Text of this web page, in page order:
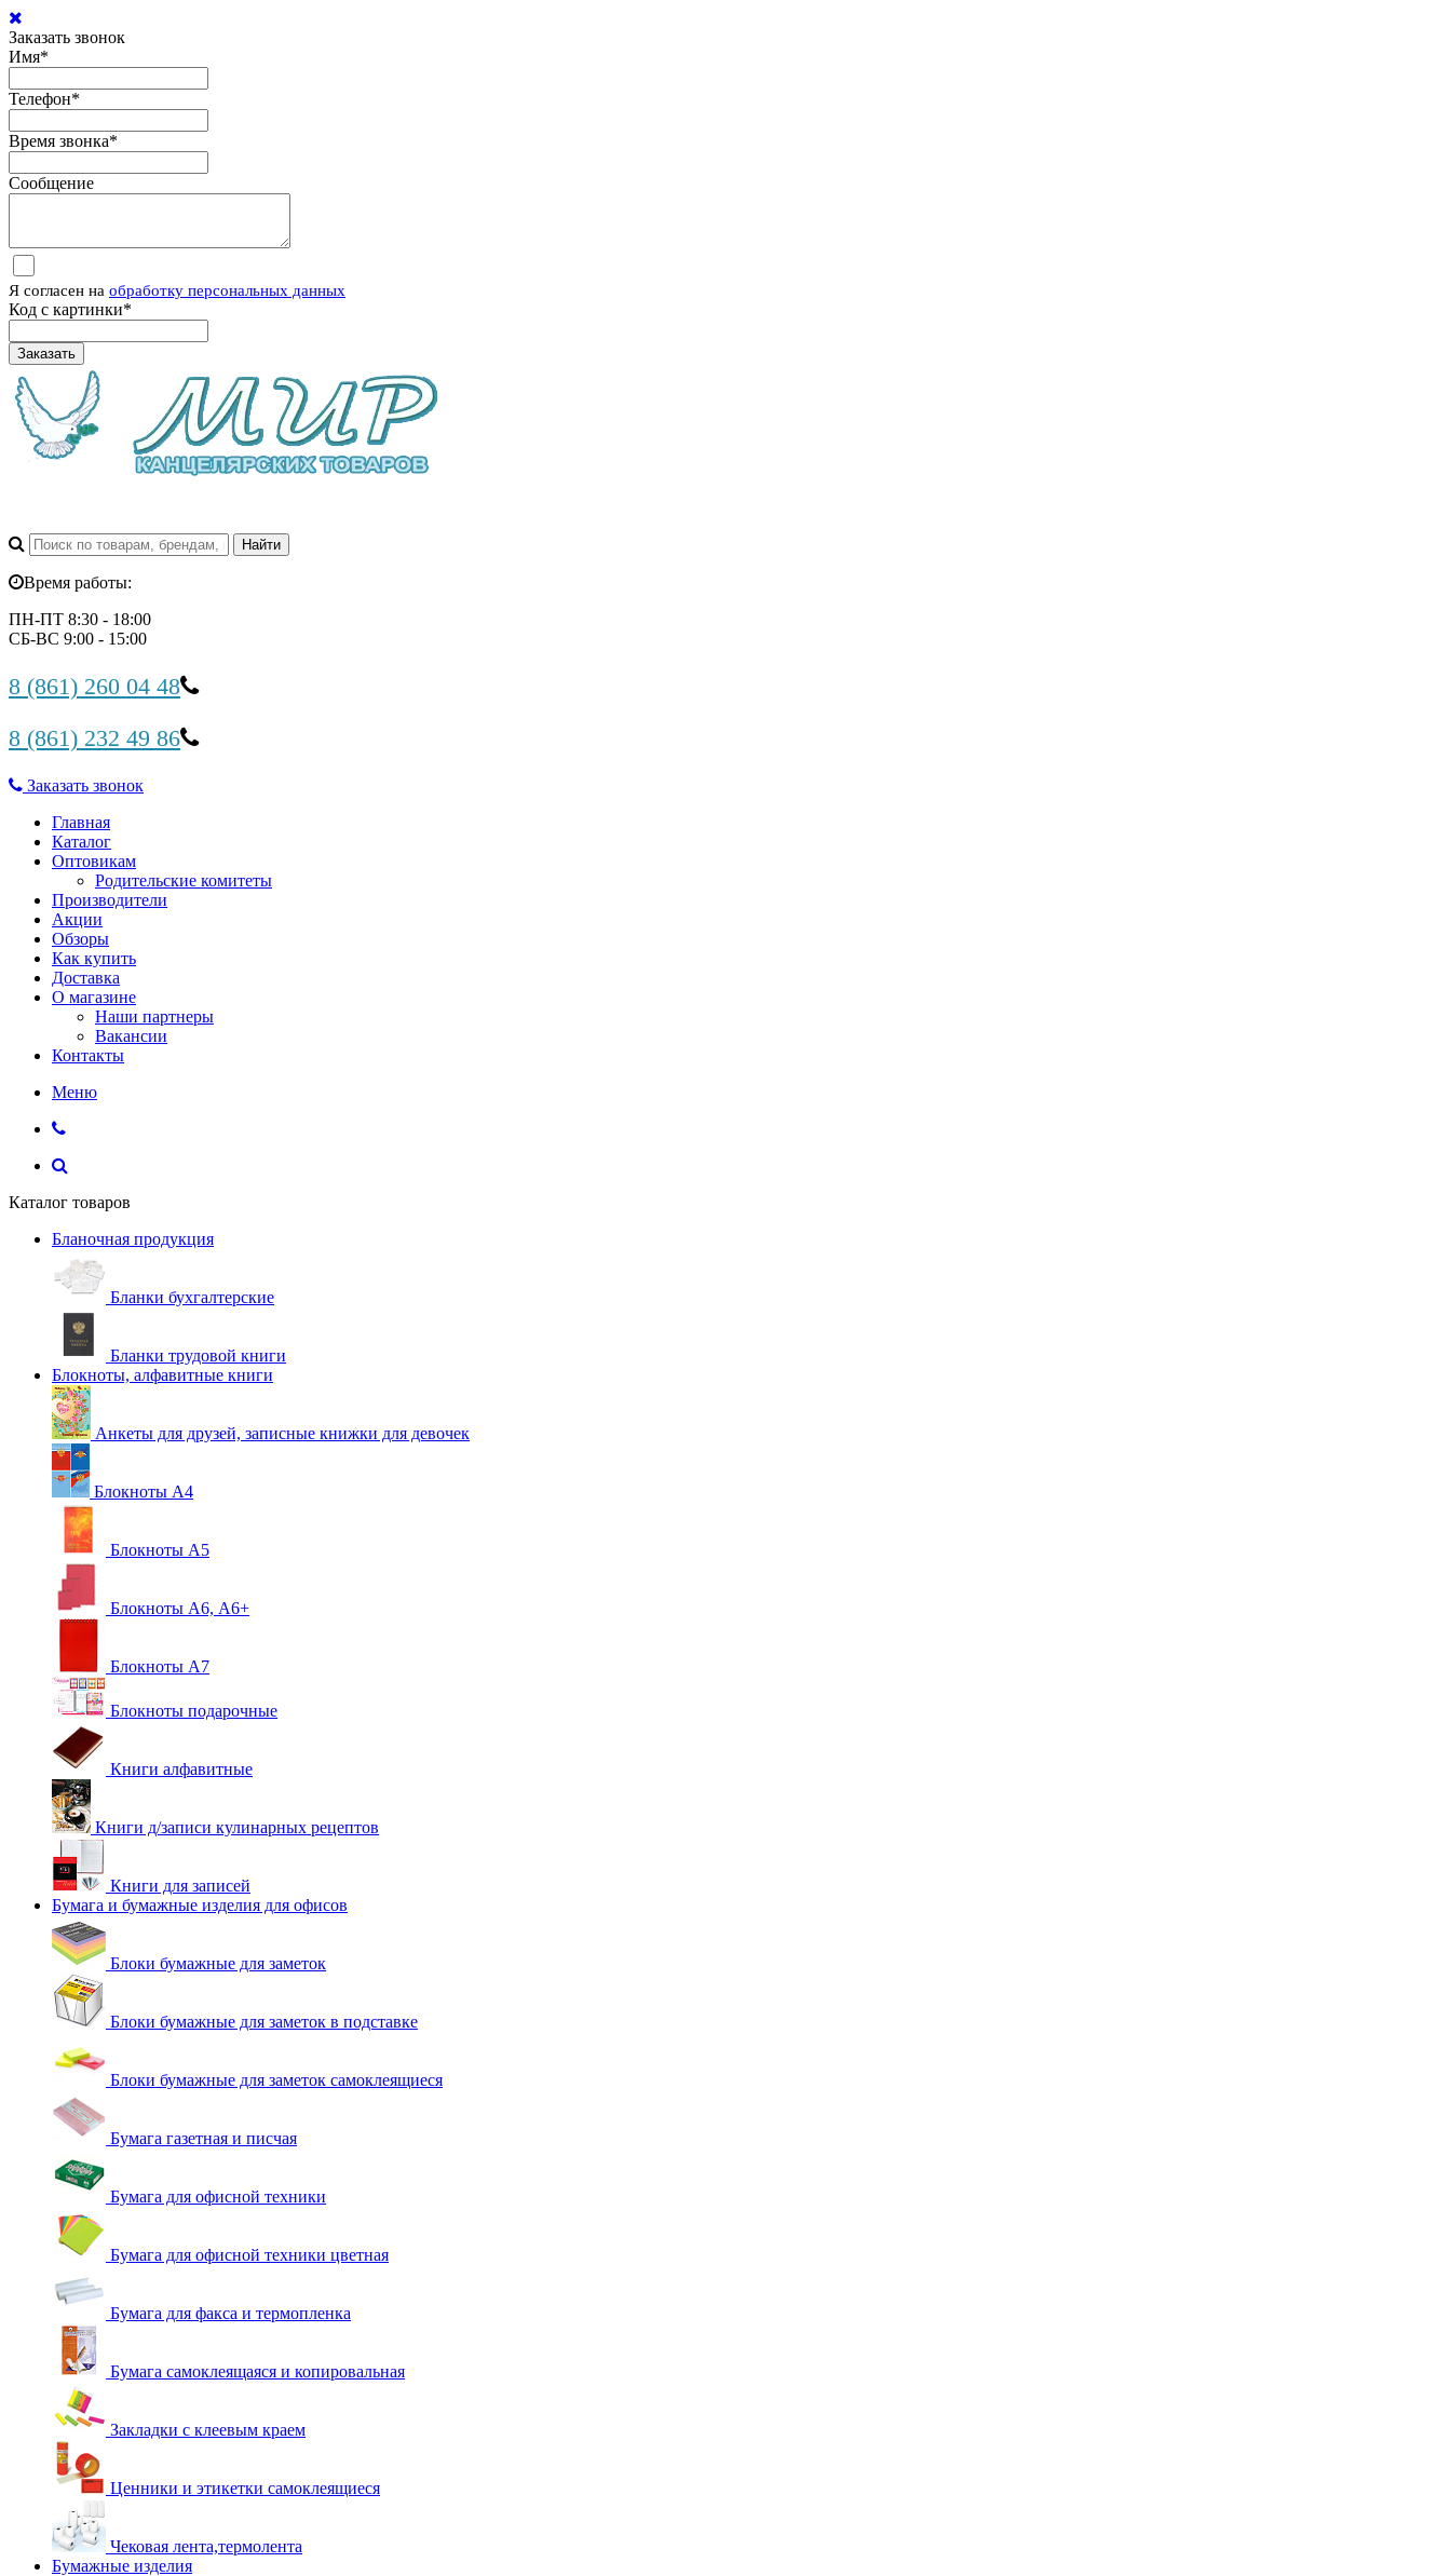
Заказать звонок
Имя*
Телефон*
Время звонка*
Сообщение
Я согласен на обработку персональных данных
Код с картинки*
Заказать
Время работы:
ПН-ПТ 8:30 - 18:00
СБ-ВС 9:00 - 15:00
8 (861) 260 04 48
8 (861) 232 49 86
Заказать звонок
Главная
Каталог
Оптовикам
Родительские комитеты
Производители
Акции
Обзоры
Как купить
Доставка
О магазине
Наши партнеры
Вакансии
Контакты
Меню
Каталог товаров
Бланочная продукция
Бланки бухгалтерские
Бланки трудовой книги
Блокноты, алфавитные книги
Анкеты для друзей, записные книжки для девочек
Блокноты А4
Блокноты А5
Блокноты А6, А6+
Блокноты А7
Блокноты подарочные
Книги алфавитные
Книги д/записи кулинарных рецептов
Книги для записей
Бумага и бумажные изделия для офисов
Блоки бумажные для заметок
Блоки бумажные для заметок в подставке
Блоки бумажные для заметок самоклеящиеся
Бумага газетная и писчая
Бумага для офисной техники
Бумага для офисной техники цветная
Бумага для факса и термопленка
Бумага самоклеящаяся и копировальная
Закладки с клеевым краем
Ценники и этикетки самоклеящиеся
Чековая лента,термолента
Бумажные изделия